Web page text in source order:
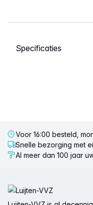
Selecteer een tabblad
Voor 16:00 besteld,
Snelle bezorging met
Al meer dan 100 jaar